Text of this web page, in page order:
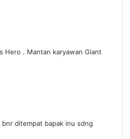
Hero . Mantan karyawan Giant
bnr ditempat bapak inu sdng